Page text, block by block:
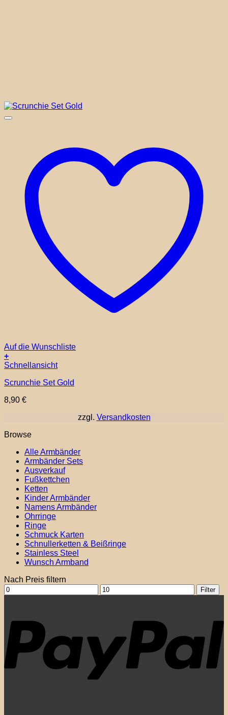
Auf die Wunschliste
+
Schnellansicht
Scrunchie Set Gold
8,90 €
zzgl. Versandkosten
Browse
Alle Armbänder
Armbänder Sets
Ausverkauf
Fußkettchen
Ketten
Kinder Armbänder
Namens Armbänder
Ohrringe
Ringe
Schmuck Karten
Schnullerketten & Beißringe
Stainless Steel
Wunsch Armband
Nach Preis filtern
Min.
Preis
Max.
Preis
Filter